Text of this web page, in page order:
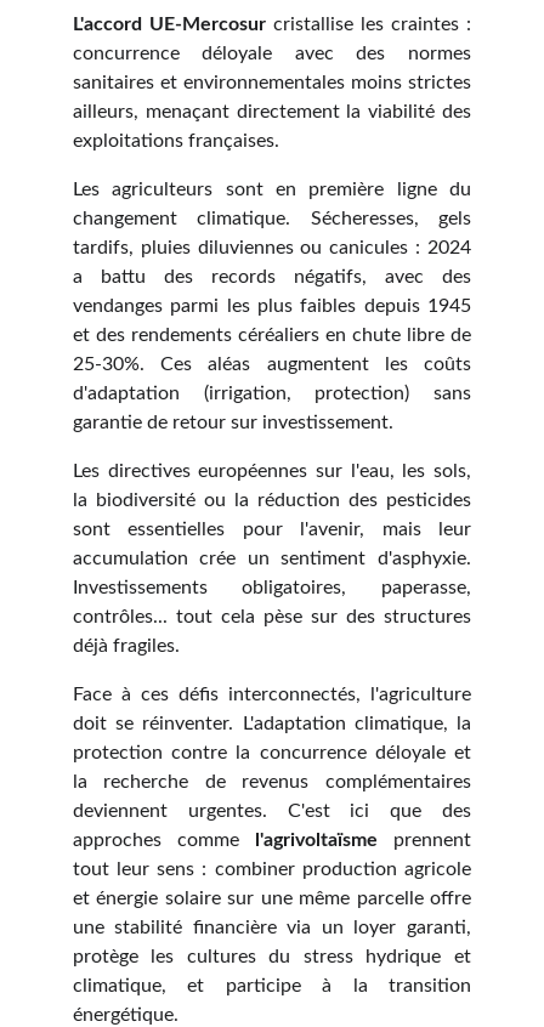
L'accord UE-Mercosur cristallise les craintes :
concurrence déloyale avec des normes
sanitaires et environnementales moins strictes
ailleurs, menaçant directement la viabilité des
exploitations françaises.
Les agriculteurs sont en première ligne du
changement climatique. Sécheresses, gels
tardifs, pluies diluviennes ou canicules : 2024
a battu des records négatifs, avec des
vendanges parmi les plus faibles depuis 1945
et des rendements céréaliers en chute libre de
25-30%. Ces aléas augmentent les coûts
d'adaptation (irrigation, protection) sans
garantie de retour sur investissement.
Les directives européennes sur l'eau, les sols,
la biodiversité ou la réduction des pesticides
sont essentielles pour l'avenir, mais leur
accumulation crée un sentiment d'asphyxie.
Investissements obligatoires, paperasse,
contrôles... tout cela pèse sur des structures
déjà fragiles.
Face à ces défis interconnectés, l'agriculture
doit se réinventer. L'adaptation climatique, la
protection contre la concurrence déloyale et
la recherche de revenus complémentaires
deviennent urgentes. C'est ici que des
approches comme
l'agrivoltaïsme prennent
tout leur sens : combiner production agricole
et énergie solaire sur une même parcelle offre
une stabilité financière via un loyer garanti,
protège les cultures du stress hydrique et
climatique, et participe à la transition
énergétique.